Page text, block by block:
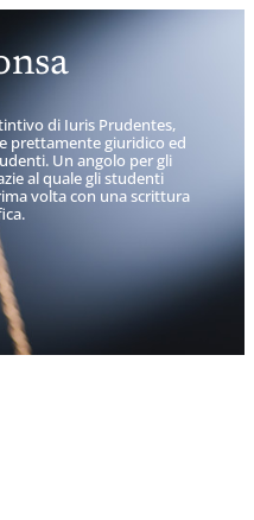
di Iuris Prudentes,
prettamente giuridico ed
Un angolo per gli
al quale gli studenti
volta con una scrittura